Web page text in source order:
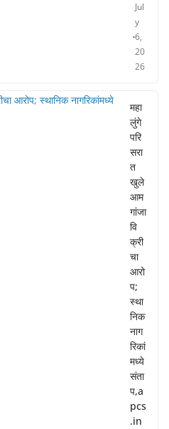
Jul
y
6,
20
26
महा
लुंगे
परि
सरा
त
खुले
आम
गांजा
वि
क्री
चा
आरो
प;
स्था
निक
नाग
रिकां
मध्ये
संता
प,a
pcs
.in